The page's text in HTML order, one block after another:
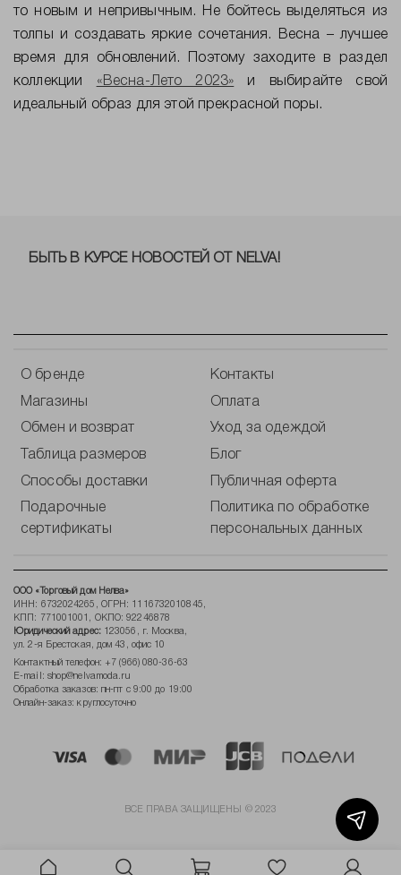
то новым и непривычным. Не бойтесь выделяться из
толпы и создавать яркие сочетания. Весна – лучшее
время для обновлений. Поэтому заходите в раздел
коллекции
«Весна-Лето 2023»
и выбирайте свой
идеальный образ для этой прекрасной поры.
О бренде Контакты
Магазины Оплата
Обмен и возврат Уход за одеждой
Таблица размеров Блог
Способы доставки Публичная оферта
Подарочные
сертификаты
Политика по обработке
персональных данных
ООО «Торговый дом Нелва»
ИНН: 6732024265, ОГРН: 1116732010845,
КПП: 771001001, ОКПО: 92246878
Юридический адрес:123056, г. Москва,
ул. 2-я Брестская, дом 43, офис 10
Контактный телефон: +7 (966) 080-36-63
E-mail: shop@nelvamoda.ru
Обработка заказов: пн-пт с 9:00 до 19:00
Онлайн-заказ: круглосуточно
БЫТЬ В КУРСЕ НОВОСТЕЙ ОТ NELVA!
ВСЕ ПРАВА ЗАЩИЩЕНЫ © 2023